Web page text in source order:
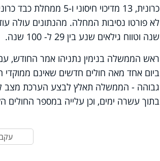
שנה וטווח גילאים שנע בין 29 ל- 100 שנה.
ראש הממשלה בנימין נתניהו אמר החודש,
ביום אחד מאה חולים חדשים שאינם ממוקדי
גבוהה - הממשלה תאלץ לבצע הערכת מצב
בתוך עשרה ימים, וכן עלייה במספר החולים